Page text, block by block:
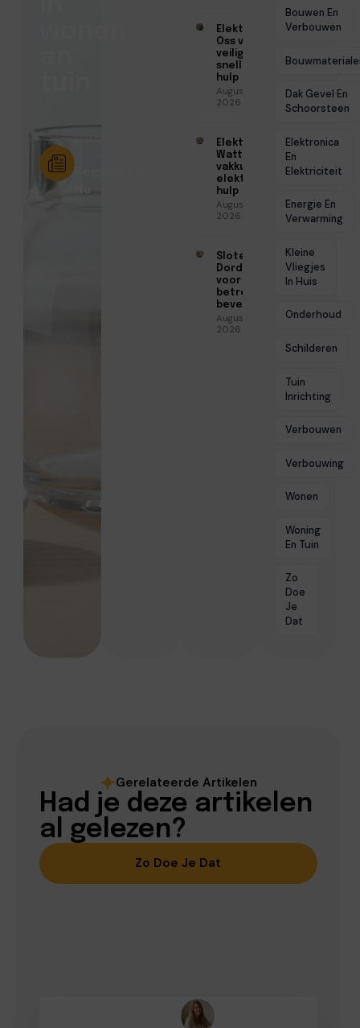
Elektricien
Oss voor
veilige en
snelle
hulp
Augustus 6,
2026
Elektricien
Watt voor
vakkundige
elektrische
hulp
Augustus 5,
2026
Slotenmaker
Dordrecht
voor
betrouwbare
beveiliging
Augustus 3,
2026
Bouwen En
Verbouwen
Dak Gevel En
Schoorsteen
Elektronica
En
Elektriciteit
Energie En
Verwarming
Kleine
Vliegjes
In Huis
Onderhoud
Schilderen
Tuin
Inrichting
Verbouwen
Verbouwing
Wonen
Woning
En Tuin
Zo
Doe
Je
Dat
Registreer
Gerelateerde Artikelen
Had je deze artikelen
al gelezen?
Zo Doe Je Dat